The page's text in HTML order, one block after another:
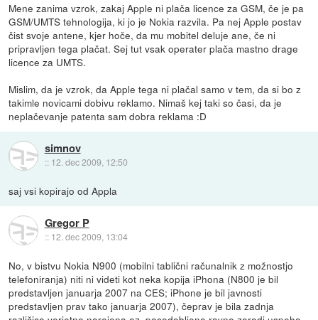
Mene zanima vzrok, zakaj Apple ni plača licence za GSM, če je pa
GSM/UMTS tehnologija, ki jo je Nokia razvila. Pa nej Apple postav
čist svoje antene, kjer hoče, da mu mobitel deluje ane, če ni
pripravljen tega plačat. Sej tut vsak operater plača mastno drage
licence za UMTS.
Mislim, da je vzrok, da Apple tega ni plačal samo v tem, da si bo z
takimle novicami dobivu reklamo. Nimaš kej taki so časi, da je
neplačevanje patenta sam dobra reklama :D
simnov
:: 12. dec 2009, 12:50
saj vsi kopirajo od Appla
Gregor P
:: 12. dec 2009, 13:04
No, v bistvu Nokia N900 (mobilni tablični računalnik z možnostjo
telefoniranja) niti ni videti kot neka kopija iPhona (N800 je bil
predstavljen januarja 2007 na CES; iPhone je bil javnosti
predstavljen prav tako januarja 2007), čeprav je bila zadnja